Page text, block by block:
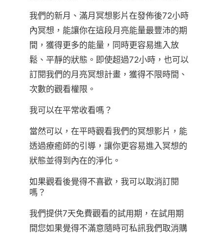
我們的新月、滿月冥想影片在發佈後72小時
內冥想，能讓你在這段月亮能量最豐沛的期
間，獲得更多的能量，同時更容易進入放
鬆、平靜的狀態。即使超過72小時，也可以
訂閱我們的月亮冥想計畫，獲得不限時間、
次數的觀看權限。
我可以在平常收看嗎？
當然可以，在平時觀看我們的冥想影片，能
透過療癒師的引導，讓你更容易進入冥想的
狀態並得到內在的淨化。
如果觀看後覺得不喜歡，我可以取消訂閱
嗎？
我們提供7天免費觀看的試用期，在試用期
間您如果覺得不滿意隨時可私訊我們取消購